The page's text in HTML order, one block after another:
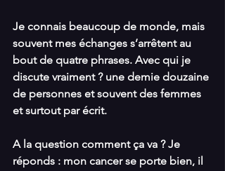
Je connais beaucoup de monde, mais
souvent mes échanges s’arrêtent au
bout de quatre phrases. Avec qui je
discute vraiment ? une demie douzaine
de personnes et souvent des femmes
et surtout par écrit.
A la question comment ça va ? Je
réponds : mon cancer se porte bien, il